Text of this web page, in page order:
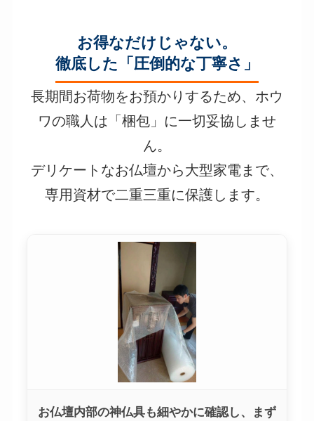
お得なだけじゃない。
徹底した「圧倒的な丁寧さ」
長期間お荷物をお預かりするため、ホウ
ワの職人は「梱包」に一切妥協しませ
ん。
デリケートなお仏壇から大型家電まで、
専用資材で二重三重に保護します。
お仏壇内部の神仏具も細やかに確認し、まず